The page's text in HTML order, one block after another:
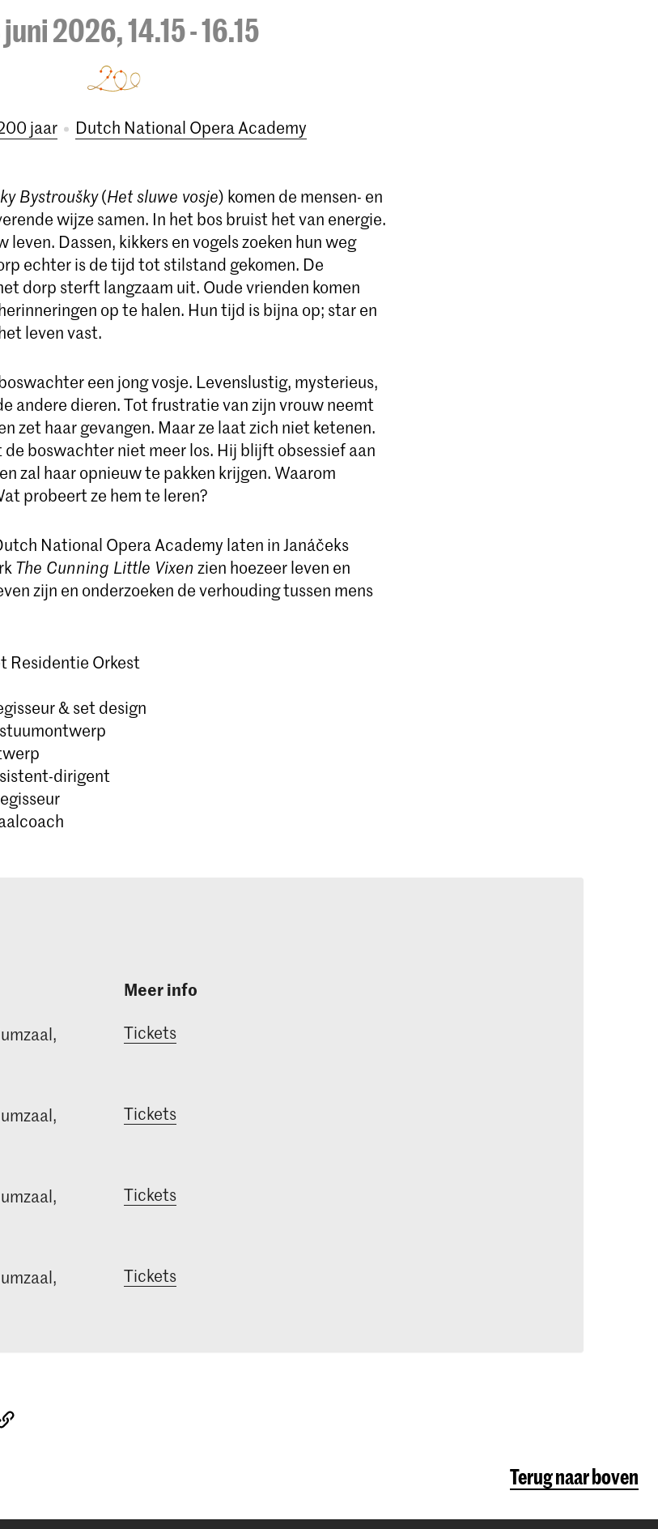
2026, 14.15 - 16.15
200 jaar Dutch National Opera Academy
Bystroušky(Het sluwe vosje) komen de mensen- en
wijze samen. In het bos bruist het van energie.
leven. Dassen, kikkers en vogels zoeken hun weg
echter is de tijd tot stilstand gekomen. De
dorp sterft langzaam uit. Oude vrienden komen
op te halen. Hun tijd is bijna op; star en
leven vast.
een jong vosje. Levenslustig, mysterieus,
andere dieren. Tot frustratie van zijn vrouw neemt
zet haar gevangen. Maar ze laat zich niet ketenen.
boswachter niet meer los. Hij blijft obsessief aan
zal haar opnieuw te pakken krijgen. Waarom
probeert ze hem te leren?
National Opera Academy laten in Janáčeks
The Cunning Little Vixenzien hoezeer leven en
zijn en onderzoeken de verhouding tussen mens
Residentie Orkest
& set design
dirigent
Meer info
Tickets
Tickets
Tickets
Tickets
Terug naar boven